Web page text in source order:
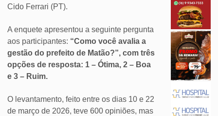
Cido Ferrari (PT).
A enquete apresentou a seguinte pergunta
aos participantes: “Como você avalia a
gestão do prefeito de Matão?”, com três
opções de resposta: 1 – Ótima, 2 – Boa
e 3 – Ruim.
O levantamento, feito entre os dias 10 e 22
de março de 2026, teve 600 opiniões, mas